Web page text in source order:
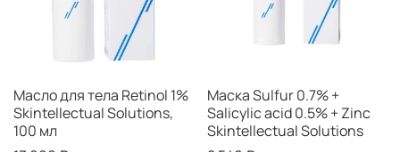
Масло для тела Retinol 1%
Skintellectual Solutions,
100 мл
Маска Sulfur 0.7% +
Salicylic acid 0.5% + Zinc
Skintellectual Solutions